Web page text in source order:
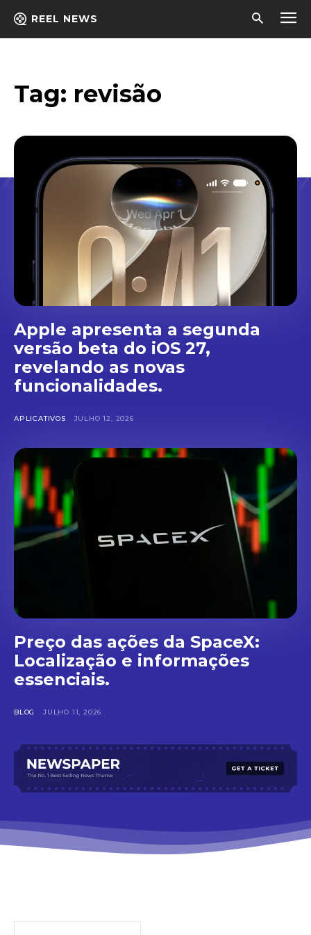
REEL NEWS
Tag: revisão
Apple apresenta a segunda
versão beta do iOS 27,
revelando as novas
funcionalidades.
APLICATIVOS JULHO 12, 2026
Preço das ações da SpaceX:
Localização e informações
essenciais.
BLOG JULHO 11, 2026